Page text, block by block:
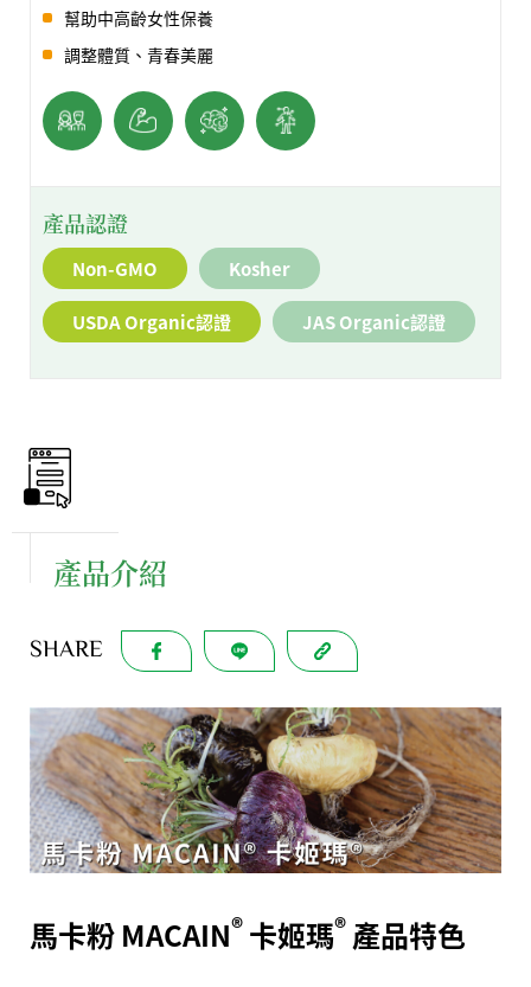
幫助中高齡女性保養
調整體質、青春美麗
產品認證
Non-GMO Kosher
USDA Organic認證 JAS Organic認證
產品介紹
SHARE
馬卡粉 MACAIN® 卡姬瑪® 產品特色